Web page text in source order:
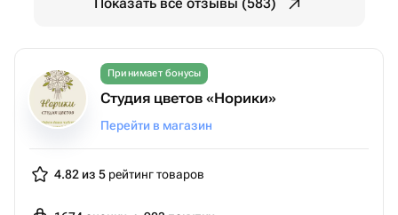
Принимает бонусы
Студия цветов «Норики»
Перейти в магазин
4.82 из 5 рейтинг товаров